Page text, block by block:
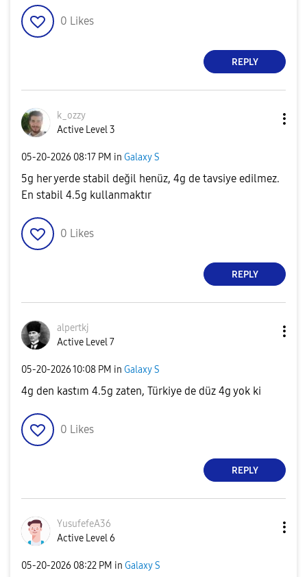
0 Likes
REPLY
k_ozzy
Active Level 3
‎05-20-2026 08:17 PM in Galaxy S
5g her yerde stabil değil henüz, 4g de tavsiye edilmez.
En stabil 4.5g kullanmaktır
0 Likes
REPLY
alpertkj
Active Level 7
‎05-20-202610:08 PM in Galaxy S
4g den kastım 4.5g zaten, Türkiye de düz 4g yok ki
0 Likes
REPLY
YusufefeA36
Active Level 6
‎05-20-2026 08:22 PM in Galaxy S